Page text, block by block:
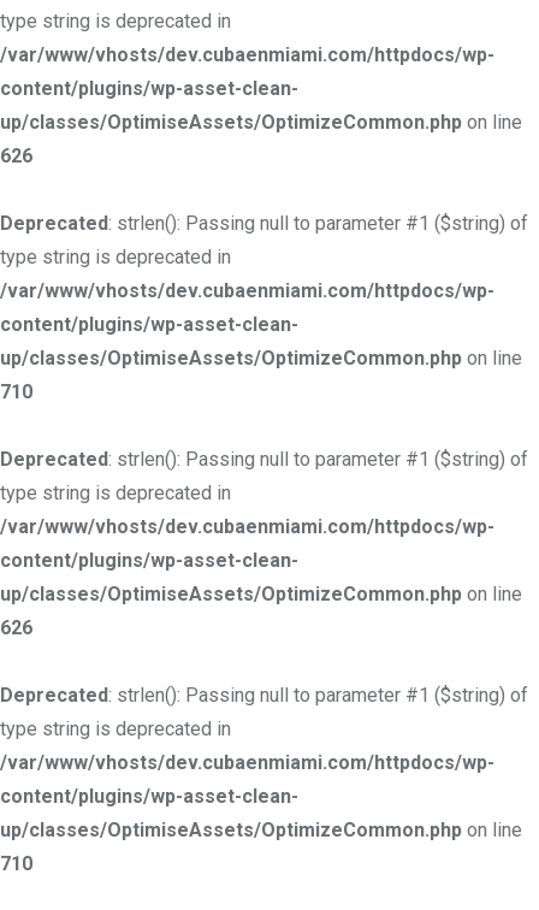
type string is deprecated in
/var/www/vhosts/dev.cubaenmiami.com/httpdocs/wp-
content/plugins/wp-asset-clean-
up/classes/OptimiseAssets/OptimizeCommon.php on line
626
Deprecated: strlen(): Passing null to parameter #1 ($string) of
type string is deprecated in
/var/www/vhosts/dev.cubaenmiami.com/httpdocs/wp-
content/plugins/wp-asset-clean-
up/classes/OptimiseAssets/OptimizeCommon.php on line
710
Deprecated: strlen(): Passing null to parameter #1 ($string) of
type string is deprecated in
/var/www/vhosts/dev.cubaenmiami.com/httpdocs/wp-
content/plugins/wp-asset-clean-
up/classes/OptimiseAssets/OptimizeCommon.php on line
626
Deprecated: strlen(): Passing null to parameter #1 ($string) of
type string is deprecated in
/var/www/vhosts/dev.cubaenmiami.com/httpdocs/wp-
content/plugins/wp-asset-clean-
up/classes/OptimiseAssets/OptimizeCommon.php on line
710